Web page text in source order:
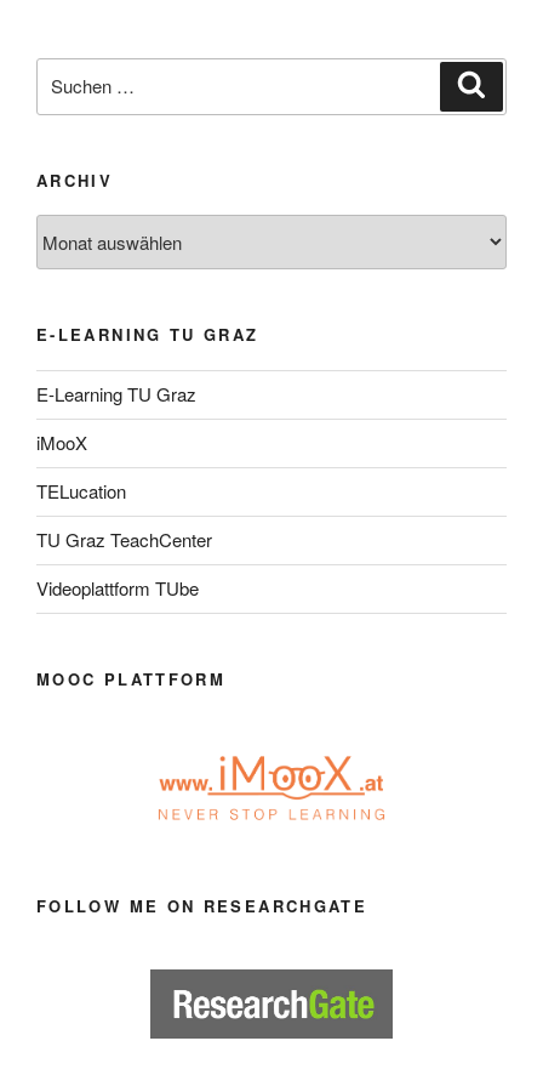
nach:
ARCHIV
E-LEARNING TU GRAZ
E-Learning TU Graz
iMooX
TELucation
TU Graz TeachCenter
Videoplattform TUbe
MOOC PLATTFORM
FOLLOW ME ON RESEARCHGATE